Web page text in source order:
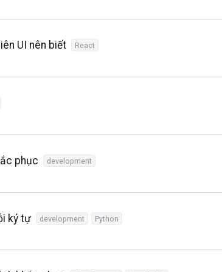
UI nên biết React
phục development
ký tự development Python